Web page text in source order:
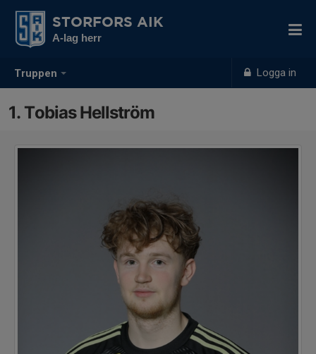
Truppen Logga in
STORFORS AIK
A-lag herr
1. Tobias Hellström